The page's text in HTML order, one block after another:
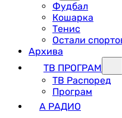
Фудбал
Кошарка
Тенис
Остали
Архива
ТВ ПРОГРАМ
ТВ Распоред
Програм
А РАДИО